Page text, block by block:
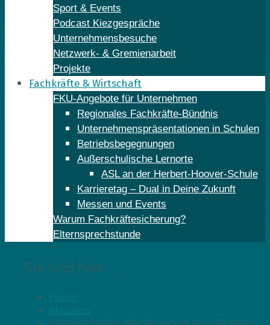
Sport & Events
Podcast Kiezgespräche
Unternehmensbesuche
Netzwerk- & Gremienarbeit
Projekte
Fachkräfte & Wirtschaft
FKU-Angebote für Unternehmen
Regionales Fachkräfte-Bündnis
Unternehmenspräsentationen in Schulen
Betriebsbegegnungen
Außerschulische Lernorte
ASL an der Herbert-Hoover-Schule
Karrieretag – Dual in Deine Zukunft
Messen und Events
Warum Fachkräftesicherung?
Elternsprechstunde
Sie sind hier:
Home
Aktuelles